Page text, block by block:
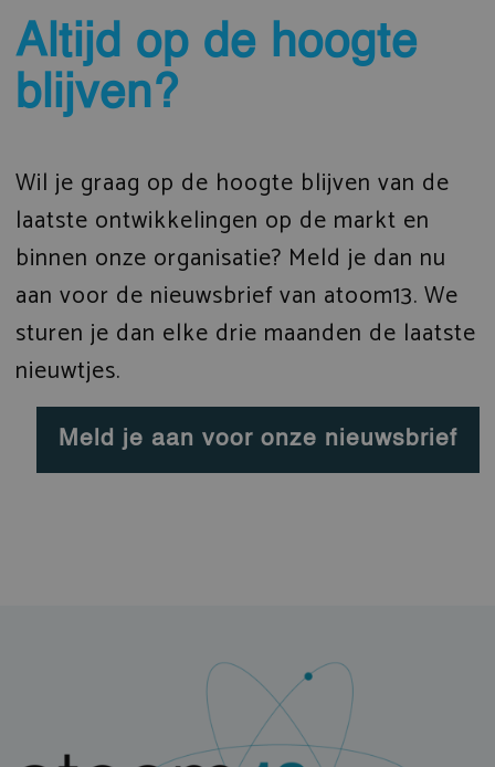
Altijd op de hoogte
blijven?
Wil je graag op de hoogte blijven van de
laatste ontwikkelingen op de markt en
binnen onze organisatie? Meld je dan nu
aan voor de nieuwsbrief van atoom13. We
sturen je dan elke drie maanden de laatste
nieuwtjes.
Meld je aan voor onze nieuwsbrief